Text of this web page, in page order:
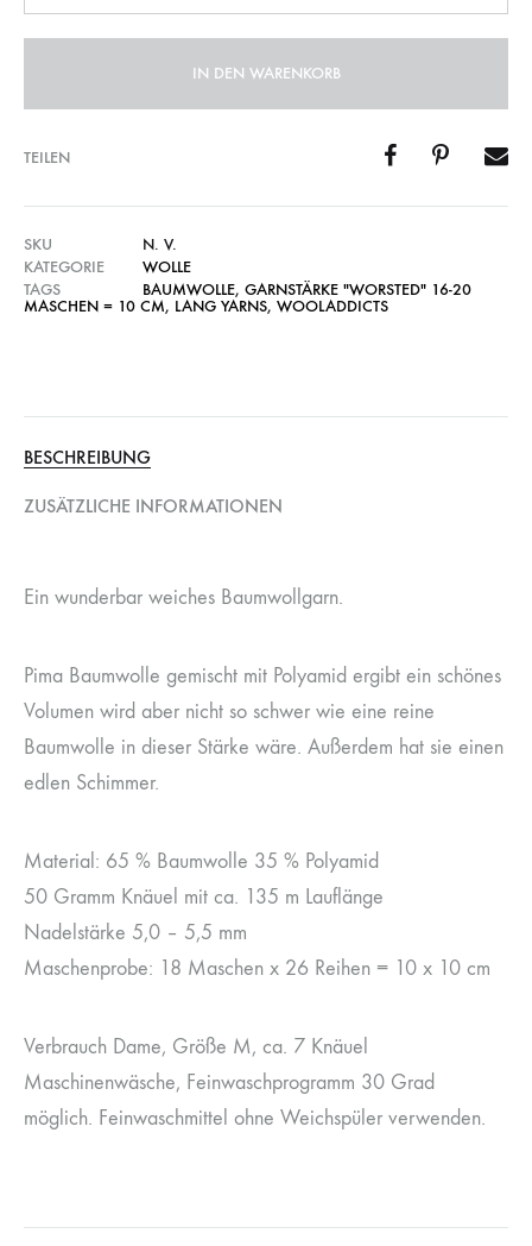
IN DEN WARENKORB
TEILEN
SKU
N. V.
KATEGORIE
WOLLE
TAGS
BAUMWOLLE, GARNSTÄRKE "WORSTED" 16-20
MASCHEN = 10 CM, LANG YARNS, WOOLADDICTS
BESCHREIBUNG
ZUSÄTZLICHE INFORMATIONEN
Ein wunderbar weiches Baumwollgarn.
Pima Baumwolle gemischt mit Polyamid ergibt ein schönes
Volumen wird aber nicht so schwer wie eine reine
Baumwolle in dieser Stärke wäre. Außerdem hat sie einen
edlen Schimmer.
Material: 65 % Baumwolle 35 % Polyamid
50 Gramm Knäuel mit ca. 135 m Lauflänge
Nadelstärke 5,0 – 5,5 mm
Maschenprobe: 18 Maschen x 26 Reihen = 10 x 10 cm
Verbrauch Dame, Größe M, ca. 7 Knäuel
Maschinenwäsche, Feinwaschprogramm 30 Grad
möglich. Feinwaschmittel ohne Weichspüler verwenden.